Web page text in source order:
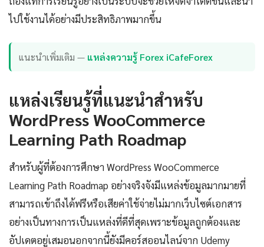
ไปใช้งานได้อย่างมีประสิทธิภาพมากขึ้น
แนะนำเพิ่มเติม — แหล่งความรู้ Forex iCafeForex
แหล่งเรียนรู้ที่แนะนำสำหรับ
WordPress WooCommerce
Learning Path Roadmap
สำหรับผู้ที่ต้องการศึกษา WordPress WooCommerce
Learning Path Roadmap อย่างจริงจังมีแหล่งข้อมูลมากมายที่
สามารถเข้าถึงได้ฟรีหรือเสียค่าใช้จ่ายไม่มากเว็บไซต์เอกสาร
อย่างเป็นทางการเป็นแหล่งที่ดีที่สุดเพราะข้อมูลถูกต้องและ
อัปเดตอยู่เสมอนอกจากนี้ยังมีคอร์สออนไลน์จาก Udemy